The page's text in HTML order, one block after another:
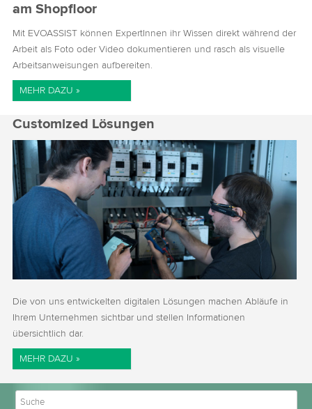
am Shopfloor
Mit EVOASSIST können ExpertInnen ihr Wissen direkt während der
Arbeit als Foto oder Video dokumentieren und rasch als visuelle
Arbeitsanweisungen aufbereiten.
MEHR DAZU »
Customized Lösungen
Die von uns entwickelten digitalen Lösungen machen Abläufe in
Ihrem Unternehmen sichtbar und stellen Informationen
übersichtlich dar.
MEHR DAZU »